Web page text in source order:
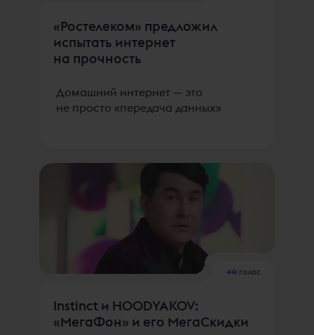
«Ростелеком» предложил
испытать интернет
на прочность
Домашний интернет — это
не просто «передача данных»
441 голос
Instinct и HOODYAKOV:
«МегаФон» и его МегаСкидки